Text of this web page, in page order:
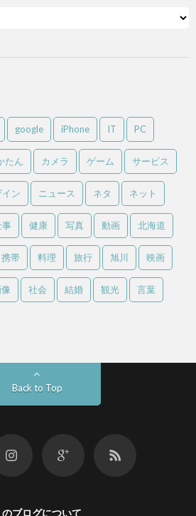
google iPhone IT PC
たん カメラ ゲーム サービス
イン ニュース ネタ ネット
事 健康 写真 動画 北海道
携帯 料理 旅行 旭川 映画
社会 結婚 観光 言葉
Back to Top
のブログについて